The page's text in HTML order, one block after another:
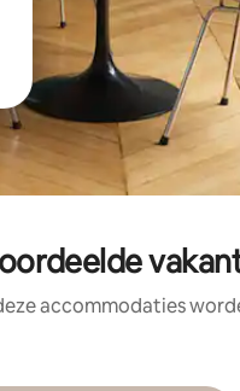
accommodaties